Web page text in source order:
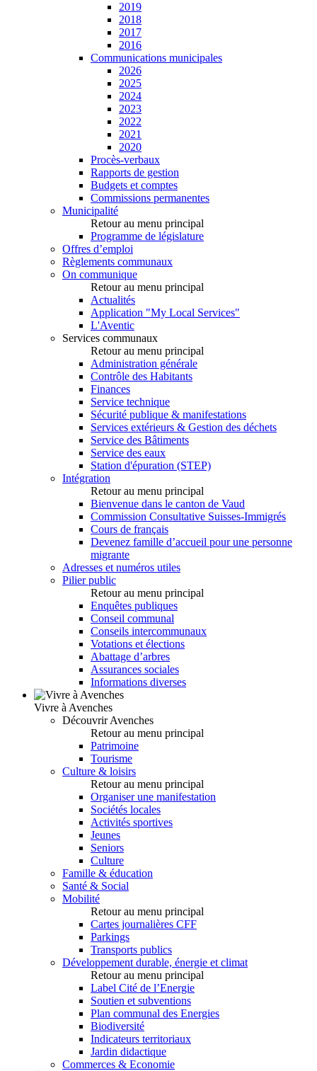
2019
2018
2017
2016
Communications municipales
2026
2025
2024
2023
2022
2021
2020
Procès-verbaux
Rapports de gestion
Budgets et comptes
Commissions permanentes
Municipalité
Retour au menu principal
Programme de législature
Offres d’emploi
Règlements communaux
On communique
Retour au menu principal
Actualités
Application "My Local Services"
L'Aventic
Services communaux
Retour au menu principal
Administration générale
Contrôle des Habitants
Finances
Service technique
Sécurité publique & manifestations
Services extérieurs & Gestion des déchets
Service des Bâtiments
Service des eaux
Station d'épuration (STEP)
Intégration
Retour au menu principal
Bienvenue dans le canton de Vaud
Commission Consultative Suisses-Immigrés
Cours de français
Devenez famille d’accueil pour une personne
migrante
Adresses et numéros utiles
Pilier public
Retour au menu principal
Enquêtes publiques
Conseil communal
Conseils intercommunaux
Votations et élections
Abattage d’arbres
Assurances sociales
Informations diverses
Vivre à Avenches
Découvrir Avenches
Retour au menu principal
Patrimoine
Tourisme
Culture & loisirs
Retour au menu principal
Organiser une manifestation
Sociétés locales
Activités sportives
Jeunes
Seniors
Culture
Famille & éducation
Santé & Social
Mobilité
Retour au menu principal
Cartes journalières CFF
Parkings
Transports publics
Développement durable, énergie et climat
Retour au menu principal
Label Cité de l’Energie
Soutien et subventions
Plan communal des Energies
Biodiversité
Indicateurs territoriaux
Jardin didactique
Commerces & Economie